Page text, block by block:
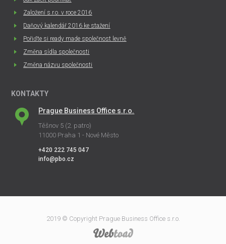
Založení s.r.o. v roce 2016
Daňový kalendář 2016 ke stažení
Pořiďte si ready made společnost levně
Změna sídla společnosti
Změna názvu společnosti
KONTAKTY
Prague Business Office s.r.o.
Těšnov 5 (2. patro)
11000 Praha 1 - Nové Město
+420 222 745 047
info@pbo.cz
2019 © Copyright Prague Business Office s.r.o.